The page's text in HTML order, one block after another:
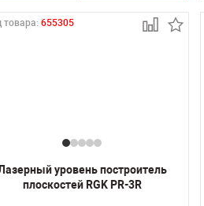
товара: 655305
уровень построитель
плоскостей RGK PR-3R